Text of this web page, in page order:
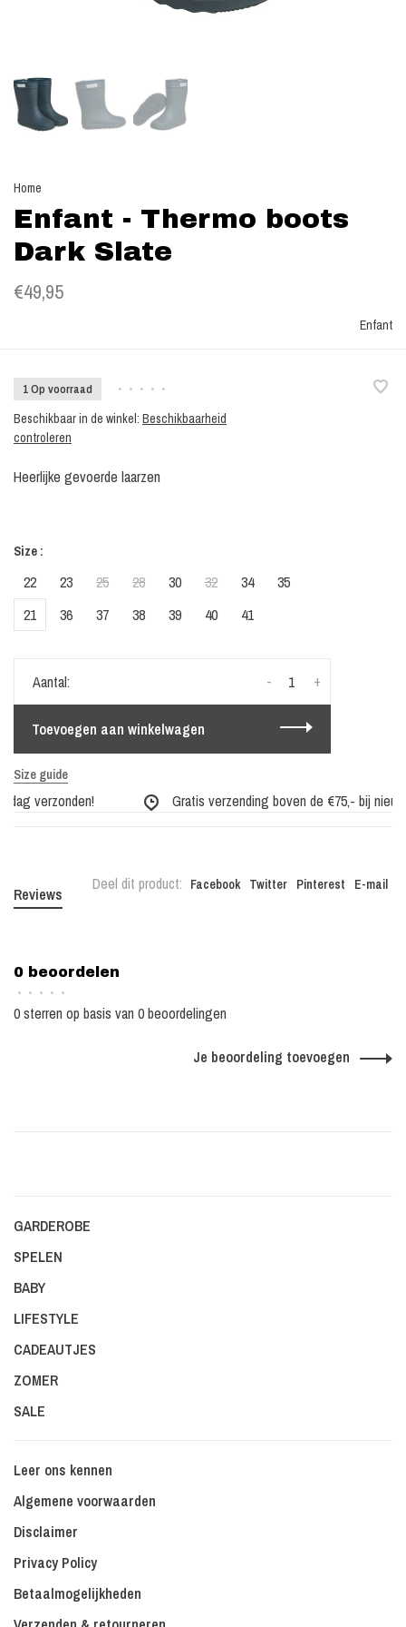
Home
Enfant - Thermo boots
Dark Slate
€49,95
Enfant
1 Op voorraad • • • • •
Beschikbaar in de winkel: Beschikbaarheid
controleren
Heerlijke gevoerde laarzen
Size :
22 23 25 28 30 32 34
35
21
36 37 38 39 40 41
Aantal: +
-
Toevoegen aan winkelwagen
Size guide
verzonden! Gratis verzending boven de €75,- bij
Deel dit product: Facebook Twitter Pinterest E-mail
Reviews
0 beoordelen
• • • • •
0 sterren op basis van 0 beoordelingen
Je beoordeling toevoegen
GARDEROBE
SPELEN
BABY
LIFESTYLE
CADEAUTJES
ZOMER
SALE
Leer ons kennen
Algemene voorwaarden
Disclaimer
Privacy Policy
Betaalmogelijkheden